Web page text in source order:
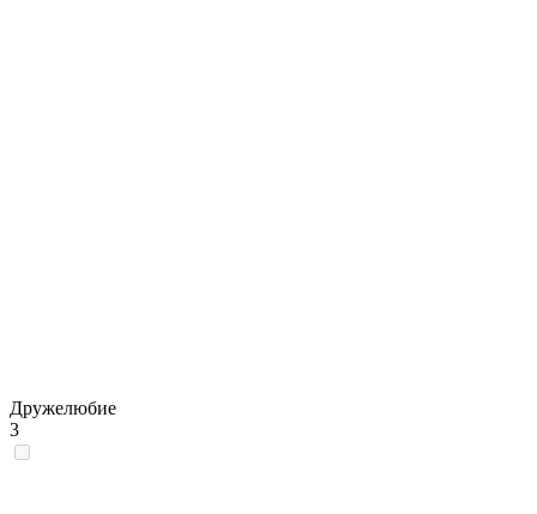
Дружелюбие
3